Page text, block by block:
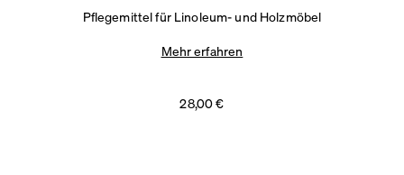
Pflegemittel für Linoleum- und Holzmöbel
Mehr erfahren
28,00 €